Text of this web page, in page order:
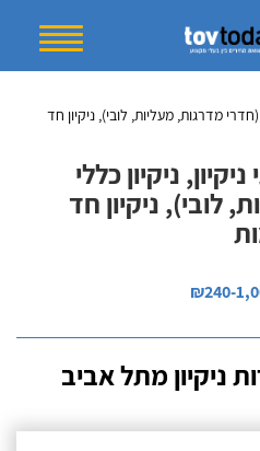
(חדרי מדרגות, מעליות, לובי), ניקיון חד
ניקיון כללי
לובי), ניקיון חד
ניקיון מתל אביב